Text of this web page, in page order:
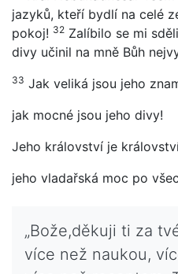
jazyků, kteří bydlí na celé
pokoj! 32 Zalíbilo se mi
divy učinil na mně Bůh
33 Jak veliká jsou jeho
jak mocné jsou jeho divy!
Jeho království je
jeho vladařská moc po
„Bože,děkuji ti za
více než naukou,